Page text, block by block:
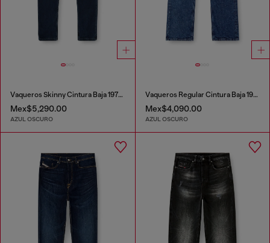
Vaqueros Skinny Cintura Baja 1979 Sleenker
Mex$5,290.00
AZUL OSCURO
Vaqueros Regular Cintura Baja 1985 Larkee
Mex$4,090.00
AZUL OSCURO